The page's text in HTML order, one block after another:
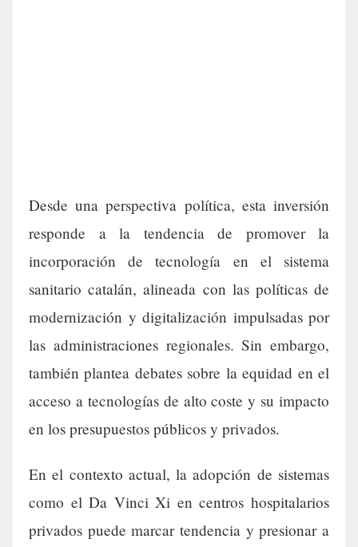
Desde una perspectiva política, esta inversión
responde a la tendencia de promover la
incorporación de tecnología en el sistema
sanitario catalán, alineada con las políticas de
modernización y digitalización impulsadas por
las administraciones regionales. Sin embargo,
también plantea debates sobre la equidad en el
acceso a tecnologías de alto coste y su impacto
en los presupuestos públicos y privados.
En el contexto actual, la adopción de sistemas
como el Da Vinci Xi en centros hospitalarios
privados puede marcar tendencia y presionar a